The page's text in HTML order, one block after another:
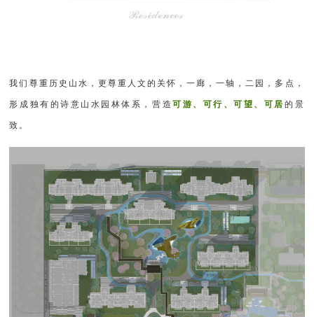
我们尊重历史山水，更尊重人文的关怀，一廊，一轴，二园，多点，
形成独有的诗意山水园林体系， 营造可游、可行、可望、可居的景
致。